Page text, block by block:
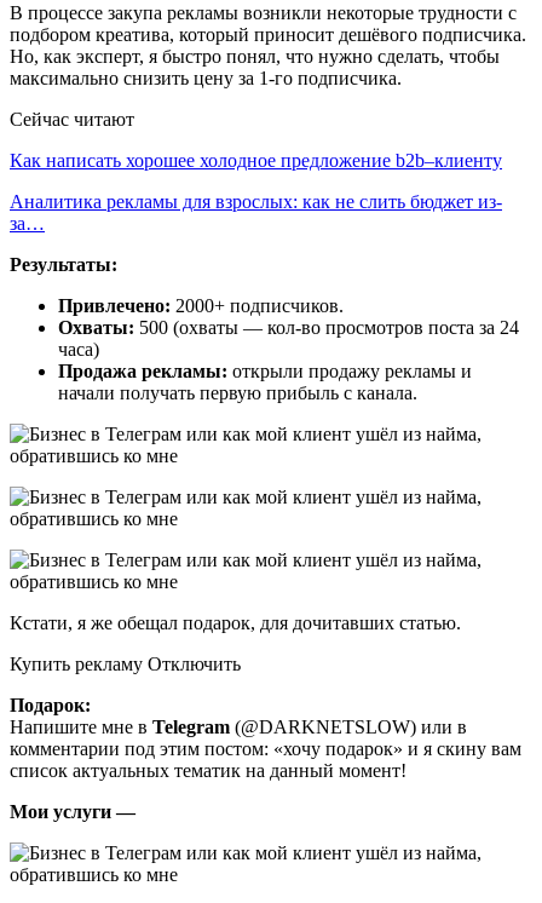
В процессе закупа рекламы возникли некоторые трудности с
подбором креатива, который приносит дешёвого подписчика.
Но, как эксперт, я быстро понял, что нужно сделать, чтобы
максимально снизить цену за 1-го подписчика.
Сейчас читают
Как написать хорошее холодное предложение b2b–клиенту
Аналитика рекламы для взрослых: как не слить бюджет из-
за…
Результаты:
Привлечено: 2000+ подписчиков.
Охваты: 500 (охваты — кол-во просмотров поста за 24
часа)
Продажа рекламы: открыли продажу рекламы и
начали получать первую прибыль с канала.
Кстати, я же обещал подарок, для дочитавших статью.
Купить рекламу Отключить
Подарок:
Напишите мне в Telegram (@DARKNETSLOW) или в
комментарии под этим постом: «хочу подарок» и я скину вам
список актуальных тематик на данный момент!
Мои услуги —